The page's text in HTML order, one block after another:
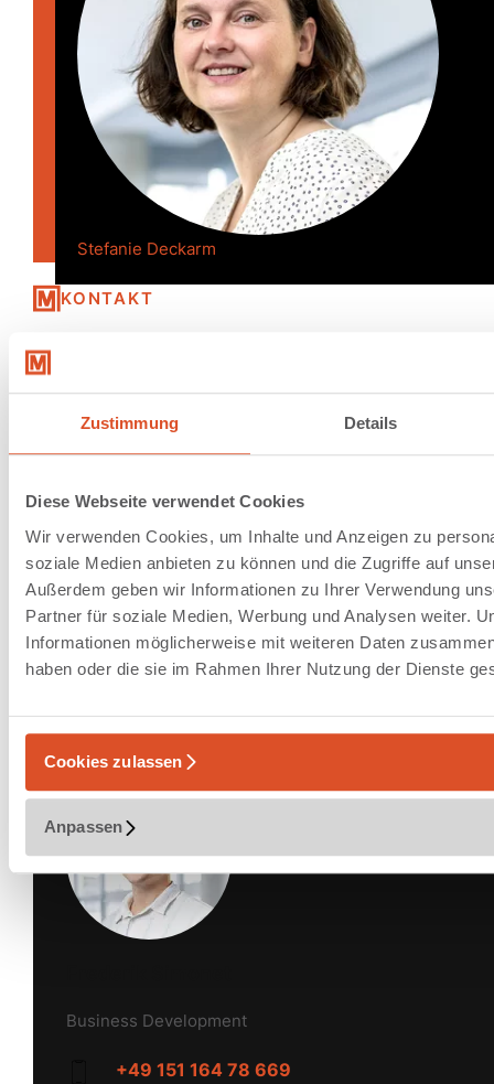
Zustimmung Details
Diese Webseite verwendet Cookies
Wir verwenden Cookies, um Inhalte und Anzeigen zu
soziale Medien anbieten zu können und die Zugriffe auf
Außerdem geben wir Informationen zu Ihrer Verwendung
Partner für soziale Medien, Werbung und Analysen weiter.
Informationen möglicherweise mit weiteren Daten
haben oder die sie im Rahmen Ihrer Nutzung der Dienste
Cookies zulassen
Anpassen
Stefanie Deckarm
KONTAKT
Ihre Ansprechpartner
Dr. Manuel Schrapers
Geschäftsführer
Business Development
+49 151 164 78 669